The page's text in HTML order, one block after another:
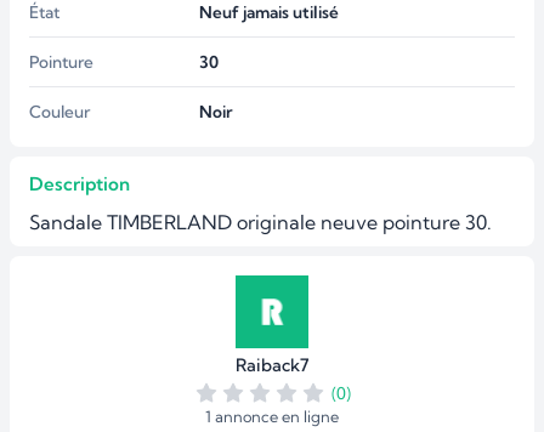
État Neuf jamais utilisé
Pointure 30
Couleur Noir
Description
Sandale TIMBERLAND originale neuve pointure 30.
Raiback7
(0)
1 annonce en ligne